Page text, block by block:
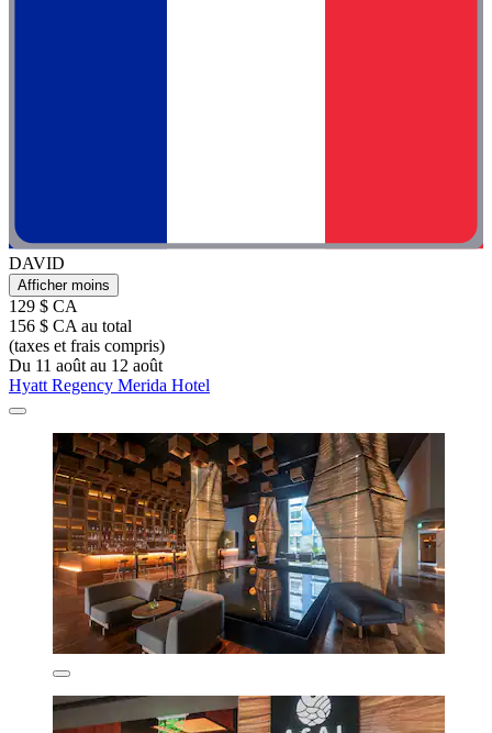
DAVID
Afficher moins
129 $ CA
156 $ CA au total
(taxes et frais compris)
Du 11 août au 12 août
Hyatt Regency Merida Hotel